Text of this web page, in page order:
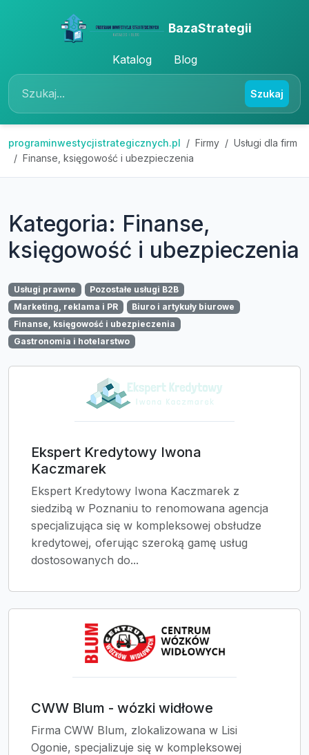
BazaStrategii
Katalog Blog
Szukaj
programinwestycjistrategicznych.pl Firmy
Usługi dla firm
Finanse, księgowość i ubezpieczenia
Kategoria: Finanse,
księgowość i ubezpieczenia
Usługi prawne
Pozostałe usługi B2B
Marketing, reklama i PR
Biuro i artykuły biurowe
Finanse, księgowość i ubezpieczenia
Gastronomia i hotelarstwo
Ekspert Kredytowy Iwona
Kaczmarek
Ekspert Kredytowy Iwona Kaczmarek z
siedzibą w Poznaniu to renomowana agencja
specjalizująca się w kompleksowej obsłudze
kredytowej, oferując szeroką gamę usług
dostosowanych do...
CWW Blum - wózki widłowe
Firma CWW Blum, zlokalizowana w Lisi
Ogonie, specjalizuje się w kompleksowej